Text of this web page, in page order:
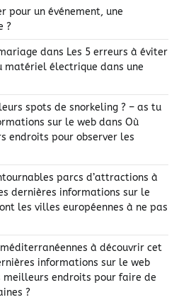
pour un événement, une
?
dans Les 5 erreurs à éviter
matériel électrique dans une
spots de snorkeling ? – as tu
sur le web dans Où
endroits pour observer les
parcs d’attractions à
dernières informations sur le
les villes européennes à ne pas
à découvrir cet
informations sur le web
meilleurs endroits pour faire de
?